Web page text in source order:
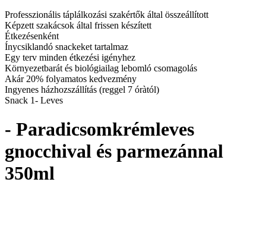
Professzionális táplálkozási szakértők által összeállított
Képzett szakácsok által frissen készített
Étkezésenként
Ínycsiklandó snackeket tartalmaz
Egy terv minden étkezési igényhez
Környezetbarát és biológiailag lebomló csomagolás
Akár 20% folyamatos kedvezmény
Ingyenes házhozszállítás (reggel 7 óràtól)
Snack 1- Leves
- Paradicsomkrémleves
gnocchival és parmezánnal
350ml